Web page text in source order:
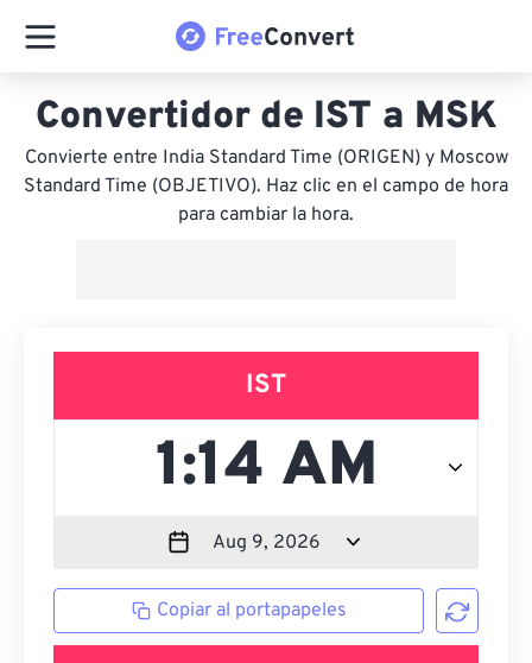
Convertidor de IST a MSK
Convierte entre India Standard Time (ORIGEN) y Moscow
Standard Time (OBJETIVO). Haz clic en el campo de hora
para cambiar la hora.
IST
Copiar al portapapeles